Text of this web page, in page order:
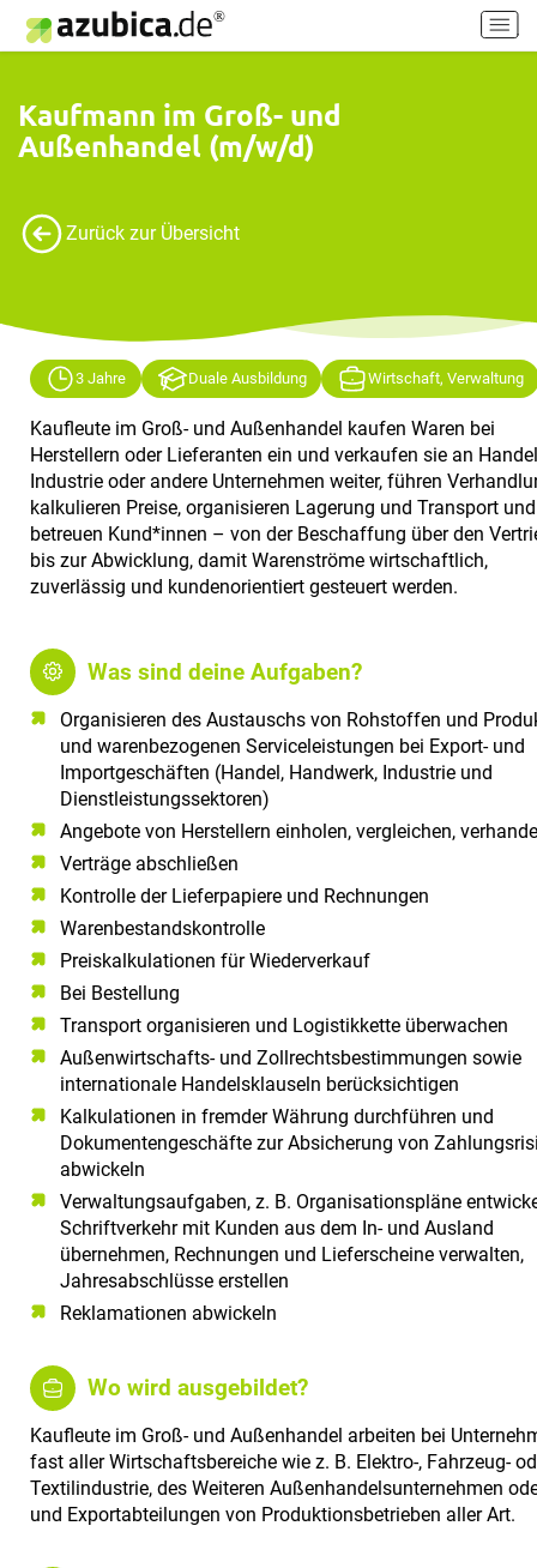
H
a
n
-
/
a
s
s
c
h
a
l
Kaufmann im Groß- und
Außenhandel (m/w/d)
Zurück zur Übersicht
3 Jahre Duale Ausbildung Wirtschaft, Verwaltung
Kaufleute im Groß- und Außenhandel kaufen Waren bei
Herstellern oder Lieferanten ein und verkaufen sie an
Industrie oder andere Unternehmen weiter, führen
kalkulieren Preise, organisieren Lagerung und Transport und
betreuen Kund*innen – von der Beschaffung über den
bis zur Abwicklung, damit Warenströme wirtschaftlich,
zuverlässig und kundenorientiert gesteuert werden.
Was sind deine Aufgaben?
Organisieren des Austauschs von Rohstoffen und
und warenbezogenen Serviceleistungen bei Export- und
Importgeschäften (Handel, Handwerk, Industrie und
Dienstleistungssektoren)
Angebote von Herstellern einholen, vergleichen,
Verträge abschließen
Kontrolle der Lieferpapiere und Rechnungen
Warenbestandskontrolle
Preiskalkulationen für Wiederverkauf
Bei Bestellung
Transport organisieren und Logistikkette überwachen
Außenwirtschafts- und Zollrechtsbestimmungen sowie
internationale Handelsklauseln berücksichtigen
Kalkulationen in fremder Währung durchführen und
Dokumentengeschäfte zur Absicherung von
abwickeln
Verwaltungsaufgaben, z. B. Organisationspläne
Schriftverkehr mit Kunden aus dem In- und Ausland
übernehmen, Rechnungen und Lieferscheine verwalten,
Jahresabschlüsse erstellen
Reklamationen abwickeln
Wo wird ausgebildet?
Kaufleute im Groß- und Außenhandel arbeiten bei
fast aller Wirtschaftsbereiche wie z. B. Elektro-, Fahrzeug-
Textilindustrie, des Weiteren Außenhandelsunternehmen
und Exportabteilungen von Produktionsbetrieben aller Art.